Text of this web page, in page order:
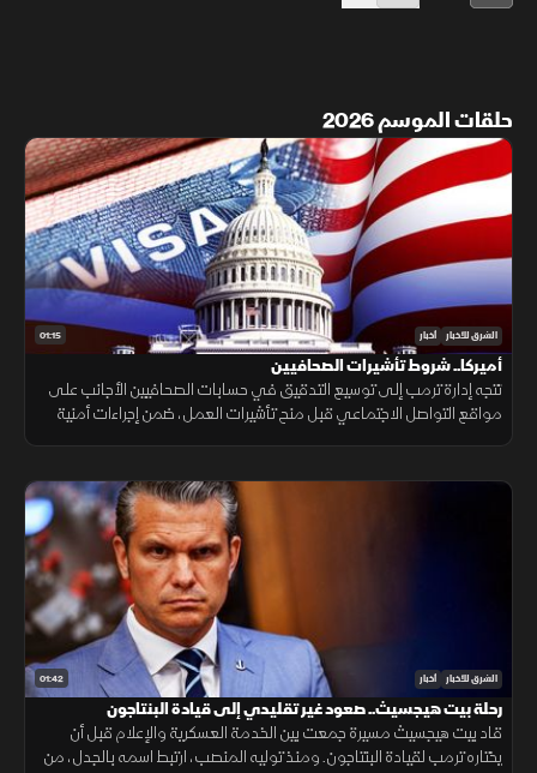
حلقات الموسم 2026
01:15 الشرق للأخبار أخبار
أميركا.. شروط تأشيرات الصحافيين
تتجه إدارة ترمب إلى توسيع التدقيق في حسابات الصحافيين الأجانب على
مواقع التواصل الاجتماعي قبل منح تأشيرات العمل، ضمن إجراءات أمنية
01:42 الشرق للأخبار أخبار
رحلة بيت هيجسيث.. صعود غير تقليدي إلى قيادة البنتاجون
قاد بيت هيجسيث مسيرة جمعت بين الخدمة العسكرية والإعلام قبل أن
يختاره ترمب لقيادة البنتاجون. ومنذ توليه المنصب، ارتبط اسمه بالجدل، من